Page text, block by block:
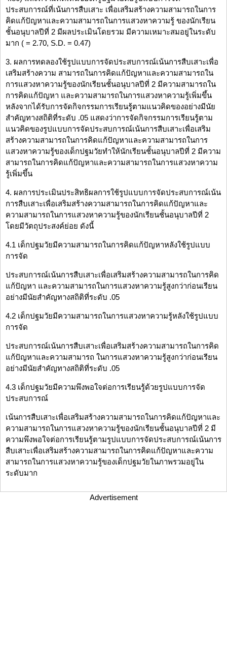
ประสบการณ์ที่เน้นการสืบเสาะ เพื่อเสริมสร้างความสามารถในการ
คิดแก้ปัญหาและความสามารถในการแสวงหาความรู้ ของนักเรียน
ชั้นอนุบาลปีที่ 2 มีผลประเมินโดยรวม มีความเหมาะสมอยู่ในระดับ
มาก ( = 2.70, S.D. = 0.47)
3. ผลการทดลองใช้รูปแบบการจัดประสบการณ์เน้นการสืบเสาะเพื่อ
เสริมสร้างความ สามารถในการคิดแก้ปัญหาและความสามารถใน
การแสวงหาความรู้ของนักเรียนชั้นอนุบาลปีที่ 2 มีความสามารถใน
การคิดแก้ปัญหา และความสามารถในการแสวงหาความรู้เพิ่มขึ้น
หลังจากได้รับการจัดกิจกรรมการเรียนรู้ตามแนวคิดของอย่างมีนัย
สำคัญทางสถิติที่ระดับ .05 แสดงว่าการจัดกิจกรรมการเรียนรู้ตาม
แนวคิดของรูปแบบการจัดประสบการณ์เน้นการสืบเสาะเพื่อเสริม
สร้างความสามารถในการคิดแก้ปัญหาและความสามารถในการ
แสวงหาความรู้ของเด็กปฐมวัยทำให้นักเรียนชั้นอนุบาลปีที่ 2 มีความ
สามารถในการคิดแก้ปัญหาและความสามารถในการแสวงหาความ
รู้เพิ่มขึ้น
4. ผลการประเมินประสิทธิผลการใช้รูปแบบการจัดประสบการณ์เน้น
การสืบเสาะเพื่อเสริมสร้างความสามารถในการคิดแก้ปัญหาและ
ความสามารถในการแสวงหาความรู้ของนักเรียนชั้นอนุบาลปีที่ 2
โดยมีวัตถุประสงค์ย่อย ดังนี้
4.1 เด็กปฐมวัยมีความสามารถในการคิดแก้ปัญหาหลังใช้รูปแบบ
การจัด
ประสบการณ์เน้นการสืบเสาะเพื่อเสริมสร้างความสามารถในการคิด
แก้ปัญหา และความสามารถในการแสวงหาความรู้สูงกว่าก่อนเรียน
อย่างมีนัยสำคัญทางสถิติที่ระดับ .05
4.2 เด็กปฐมวัยมีความสามารถในการแสวงหาความรู้หลังใช้รูปแบบ
การจัด
ประสบการณ์เน้นการสืบเสาะเพื่อเสริมสร้างความสามารถในการคิด
แก้ปัญหาและความสามารถ ในการแสวงหาความรู้สูงกว่าก่อนเรียน
อย่างมีนัยสำคัญทางสถิติที่ระดับ .05
4.3 เด็กปฐมวัยมีความพึงพอใจต่อการเรียนรู้ด้วยรูปแบบการจัด
ประสบการณ์
เน้นการสืบเสาะเพื่อเสริมสร้างความสามารถในการคิดแก้ปัญหาและ
ความสามารถในการแสวงหาความรู้ของนักเรียนชั้นอนุบาลปีที่ 2 มี
ความพึงพอใจต่อการเรียนรู้ตามรูปแบบการจัดประสบการณ์เน้นการ
สืบเสาะเพื่อเสริมสร้างความสามารถในการคิดแก้ปัญหาและความ
สามารถในการแสวงหาความรู้ของเด็กปฐมวัยในภาพรวมอยู่ใน
ระดับมาก
Advertisement